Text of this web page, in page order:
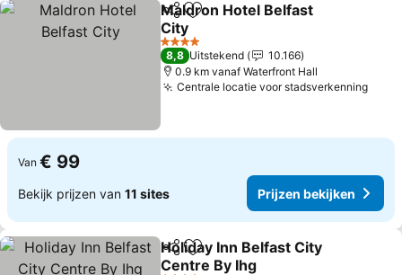
DelenToevoegen aan favorieten
Maldron Hotel Belfast
City
4 Sterren
8,8 Uitstekend
10.166
0.9 km vanaf Waterfront Hall
Centrale locatie voor stadsverkenning
Van € 99
Bekijk prijzen van 11 sites Prijzen bekijken
DelenToevoegen aan favorieten
Holiday Inn Belfast City
Centre By Ihg